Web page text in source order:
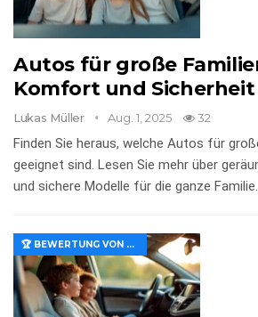
Autos für große
Komfort und Sicherheit
Lukas Müller Aug. 1, 2025 32
Finden Sie heraus, welche Autos für
geeignet sind. Lesen Sie mehr über
und sichere Modelle für die ganze Familie.
🏆 BEWERTUNG VON MERKMALEN UND WERT